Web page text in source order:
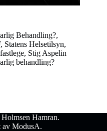
Behandling?,
, Statens Helsetilsyn,
, Stig Aspelin
behandling?
Hamran.
av ModusA.